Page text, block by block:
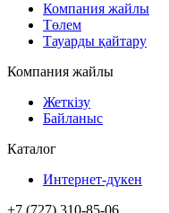
Компания жайлы
Төлем
Тауарды қайтару
Компания жайлы
Жеткізу
Байланыс
Каталог
Интернет-дүкен
+7 (727) 310-85-06